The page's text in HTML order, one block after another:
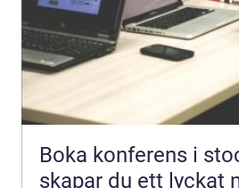
Boka konferens i
skapar du ett lyckat